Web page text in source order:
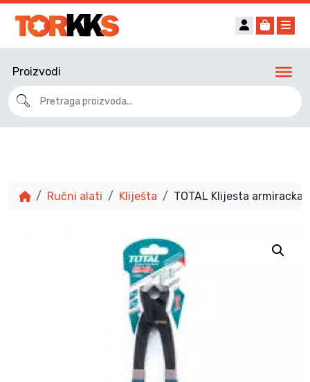
Account
Cart
Proizvodi
Ručni alati Kliješta TOTAL Klijesta armiracka